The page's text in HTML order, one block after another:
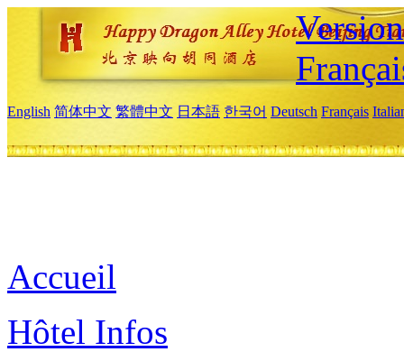
English 简体中文 繁體中文 日本語 한국어 Deutsch Français
Accueil
Hôtel Infos